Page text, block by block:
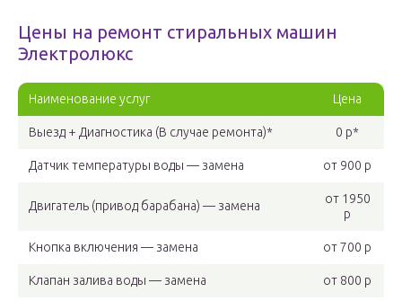
Цены на ремонт стиральных машин
Электролюкс
Наименование услуг Цена
Выезд + Диагностика (В случае ремонта)* 0 р*
Датчик температуры воды — замена от 900 р
Двигатель (привод барабана) — замена
от 1950
р
Кнопка включения — замена от 700 р
Клапан залива воды — замена от 800 р